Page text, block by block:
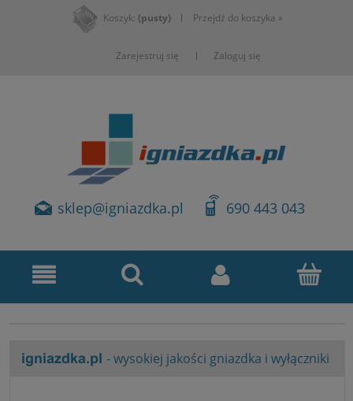
Koszyk: (pusty) Przejdź do koszyka »
Zarejestruj się Zaloguj się
sklep@igniazdka.pl 690 443 043
- wysokiej jakości gniazdka i wyłączniki